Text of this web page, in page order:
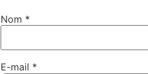
Nom *
E-mail *